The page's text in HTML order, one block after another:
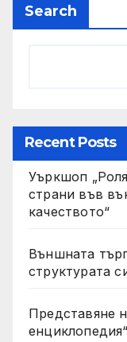
Search
Recent Posts
Уъркшоп
страни във
качеството“
Външната
структурата
Представяне
енциклопедия“